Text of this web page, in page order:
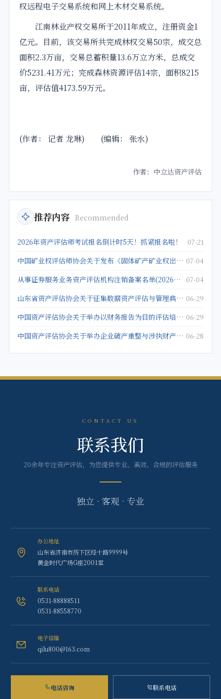
权远程电子交易系统和网上木材交易系统。
江南林业产权交易所于2011年成立，注册资金1
亿元。目前，该交易所共完成林权交易50宗，成交总
面积2.3万亩，交易总蓄积量13.6万立方米，总成交
价5231.41万元；完成森林资源评估14宗，面积8215
亩，评估值4173.59万元。
(作者： 记者 龙琳) (编辑： 张水)
作者：中立达资产评估
推荐内容 Recommended
2026年资产评估师考试报名倒计时5天！抓紧报名啦！ 07-21
中国矿业权评估师协会关于发布《固体矿产矿业权出让底价评估应用指南》的公告 07-04
从事证券服务业务资产评估机构注销备案名单(2026年5月25日) 07-04
山东省资产评估协会关于征集数据资产评估与管理典型案例的通知 06-29
中国资产评估协会关于举办以财务报告为目的评估培训班的通知 06-29
中国资产评估协会关于举办企业破产重整与涉执财产评估培训班的通知 06-28
CONTACT US
联系我们
20余年专注资产评估，为您提供专业、高效、合规的评估服务
独立 · 客观 · 专业
办公地址
山东省济南市历下区经十路9999号
黄金时代广场G座2001室
联系电话
0531-88888511
0531-88558770
电子信箱
qilu800@163.com
电话咨询 联系电话